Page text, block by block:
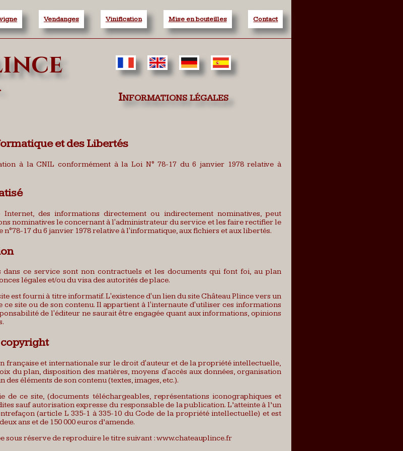
Vendanges Vinification Mise en bouteilles Contact
Informations légales
et des Libertés
à la CNIL conformément à la Loi N° 78-17 du 6 janvier 1978 relative à
des informations directement ou indirectement nominatives, peut
nominatives le concernant à l'administrateur du service et les faire rectifier le
17 du 6 janvier 1978 relative à l'informatique, aux fichiers et aux libertés.
ce service sont non contractuels et les documents qui font foi, au plan
légales et/ou du visa des autorités de place.
est fourni à titre informatif. L'existence d'un lien du site Château Plince vers un
ce site ou de son contenu. Il appartient à l'internaute d'utiliser ces informations
de l'éditeur ne saurait être engagée quant aux informations, opinions
copyright
française et internationale sur le droit d'auteur et de la propriété intellectuelle,
du plan, disposition des matières, moyens d'accès aux données, organisation
des éléments de son contenu (textes, images, etc.).
ce site, (documents téléchargeables, représentations iconographiques et
sauf autorisation expresse du responsable de la publication. L’atteinte à l’un
(article L 335-1 à 335-10 du Code de la propriété intellectuelle) et est
ans et de 150 000 euros d’amende.
sous réserve de reproduire le titre suivant : www.chateauplince.fr